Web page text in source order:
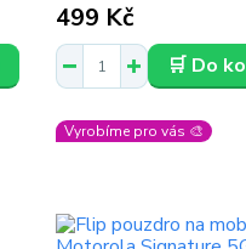
499 Kč
🛒 Do
Vyrobíme pro vás 🎨